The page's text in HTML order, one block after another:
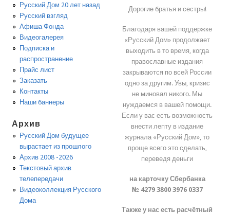
Русский Дом 20 лет назад
Русский взгляд
Афиша Фонда
Видеогалерея
Подписка и
распространение
Прайс лист
Заказать
Контакты
Наши баннеры
Архив
Русский Дом будущее
вырастает из прошлого
Архив 2008 -2026
Текстовый архив
телепередачи
Видеоколлекция Русского
Дома
Дорогие братья и сестры!
Благодаря вашей поддержке
«Русский Дом» продолжает
выходить в то время, когда
православные издания
закрываются по всей России
одно за другим. Увы, кризис
не миновал никого. Мы
нуждаемся в вашей помощи.
Если у вас есть возможность
внести лепту в издание
журнала «Русский Дом», то
проще всего это сделать,
переведя деньги
на карточку Сбербанка
№ 4279 3800 3976 0337
Также у нас есть расчётный